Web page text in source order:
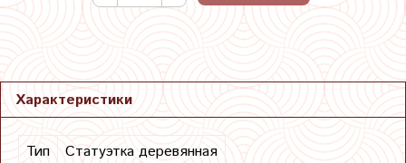
Характеристики
Тип Статуэтка деревянная